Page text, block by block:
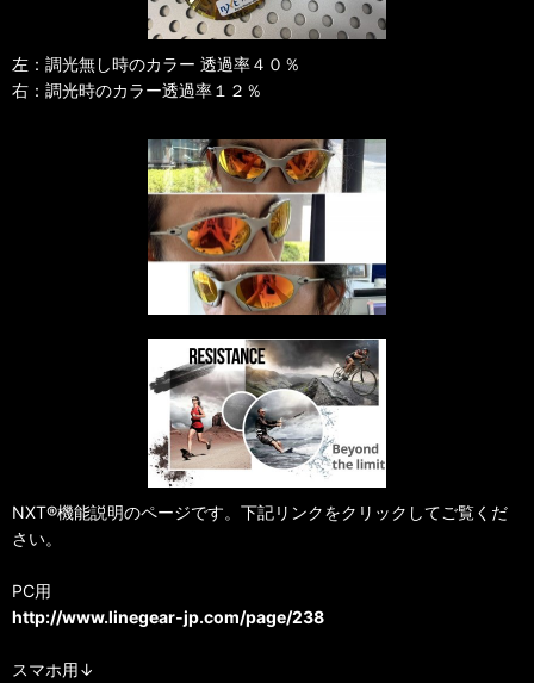
左：調光無し時のカラー 透過率４０％
右：調光時のカラー透過率１２％
NXT®機能説明のページです。下記リンクをクリックしてご覧くだ
さい。
PC用
http://www.linegear-jp.com/page/238
スマホ用↓